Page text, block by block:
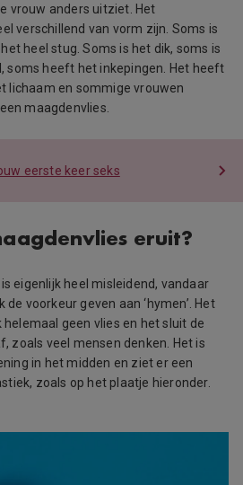
vrouw anders uitziet. Het
verschillend van vorm zijn. Soms is
heel stug. Soms is het dik, soms is
soms heeft het inkepingen. Het heeft
lichaam en sommige vrouwen
maagdenvlies.
eerste keer seks
eruit?
is eigenlijk heel misleidend, vandaar
voorkeur geven aan ‘hymen’. Het
geen vlies en het sluit de
zoals veel mensen denken. Het is
in het midden en ziet er een
zoals op het plaatje hieronder.